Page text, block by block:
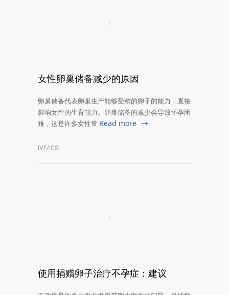
女性卵巢储备减少的原因
卵巢储备代表卵巢生产能够受精的卵子的能力，直接
影响女性的生育能力。卵巢储备的减少会导致怀孕困
难，这是许多女性常 Read more
IVF/ICSI
使用捐赠卵子治疗不孕症：建议